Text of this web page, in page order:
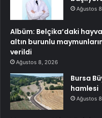
Ağustos
Albüm: Belçika’daki
altın burunlu
verildi
Ağustos 8, 2026
Bursa
hamlesi
Ağustos